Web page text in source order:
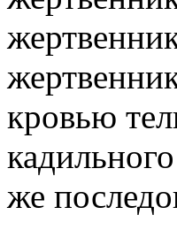
кровью
же